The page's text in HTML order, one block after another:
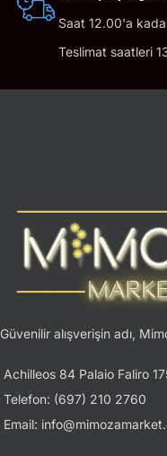
Saat 12.00'a
Teslimat saatleri
Güvenilir alışverişin adı,
Achilleos 84 Palaio Faliro
Telefon: (697) 210 2760
Email: